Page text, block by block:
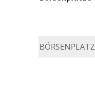
BÖRSENPLATZ